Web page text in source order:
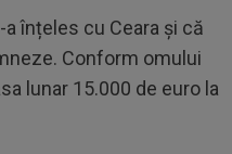
a înțeles cu Ceara și că
Conform omului
lunar 15.000 de euro la